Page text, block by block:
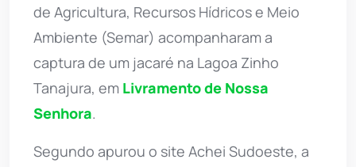
de Agricultura, Recursos Hídricos e Meio
Ambiente (Semar) acompanharam a
captura de um jacaré na Lagoa Zinho
Tanajura, em Livramento de Nossa
Senhora.
Segundo apurou o site Achei Sudoeste, a